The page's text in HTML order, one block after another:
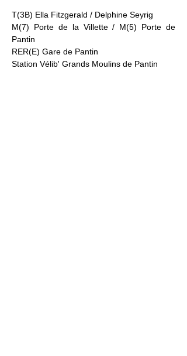
T(3B) Ella Fitzgerald / Delphine Seyrig
M(7) Porte de la Villette / M(5) Porte de
Pantin
RER(E) Gare de Pantin
Station Vélib' Grands Moulins de Pantin